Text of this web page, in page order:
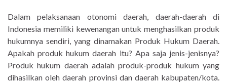
Dalam pelaksanaan otonomi daerah, daerah-daerah di
Indonesia memiliki kewenangan untuk menghasilkan produk
hukumnya sendiri, yang dinamakan Produk Hukum Daerah.
Apakah produk hukum daerah itu? Apa saja jenis-jenisnya?
Produk hukum daerah adalah produk-produk hukum yang
dihasilkan oleh daerah provinsi dan daerah kabupaten/kota.